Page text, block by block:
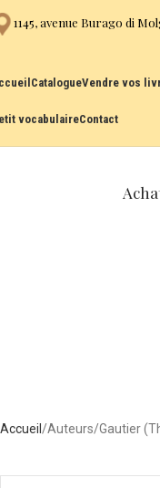
1145, avenue Burago di
CatalogueVendre vos
vocabulaireContact
Accueil Auteurs Gautier